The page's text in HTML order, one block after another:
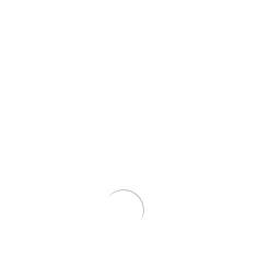
Grunto semtuvas plastikinis